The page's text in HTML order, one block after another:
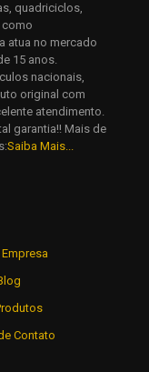
a próxima vez que
quadriciclos,
como
atua no mercado
15 anos.
nacionais,
original com
atendimento.
garantia!! Mais de
Saiba Mais...
Contato